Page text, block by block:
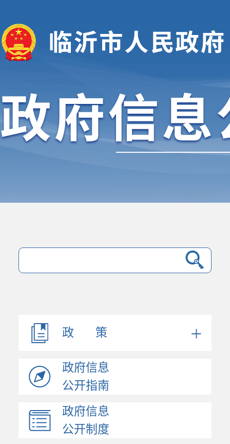
政 策
政府信息
公开指南
政府信息
公开制度
法规文件
机构职能